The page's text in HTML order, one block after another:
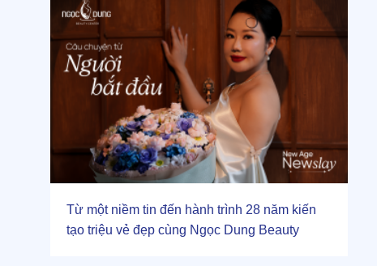
Từ một niềm tin đến hành trình 28 năm kiến
tạo triệu vẻ đẹp cùng Ngọc Dung Beauty